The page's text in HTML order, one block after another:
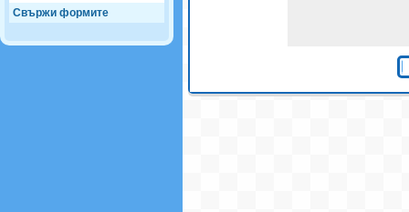
Свържи формите